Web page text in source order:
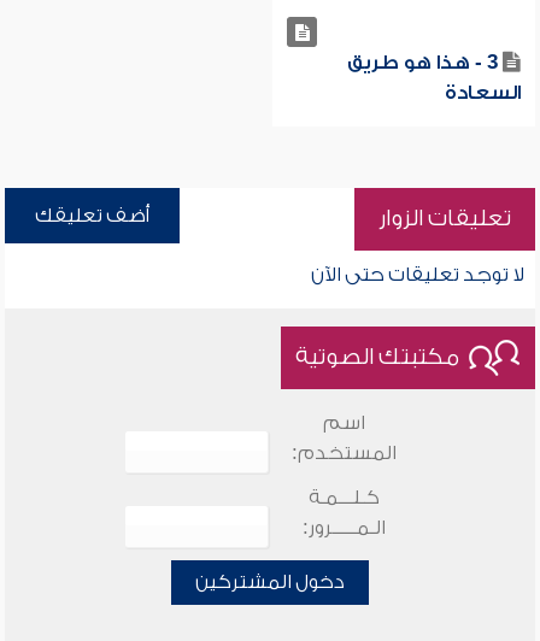
3 - هذا هو طريق
السعادة
تعليقات الزوار أضف تعليقك
لا توجد تعليقات حتى الآن
مكتبتك الصوتية
اسم
المستخدم:
كـلـــمـة
الـمـــــرور:
دخول المشتركين